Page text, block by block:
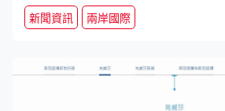
新聞資訊 兩岸國際